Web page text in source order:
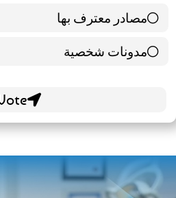
مصادر معترف بها
39 ( 65 % )
مدونات شخصية
21 ( 35 % )